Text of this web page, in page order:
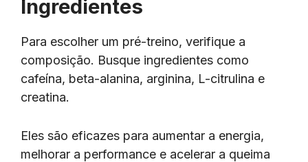
Ingredientes
Para escolher um pré-treino, verifique a
composição. Busque ingredientes como
cafeína, beta-alanina, arginina, L-citrulina e
creatina.
Eles são eficazes para aumentar a energia,
melhorar a performance e acelerar a queima